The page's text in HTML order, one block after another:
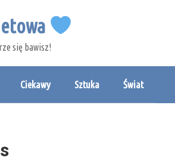
się bawisz!
Ciekawy Sztuka Świat